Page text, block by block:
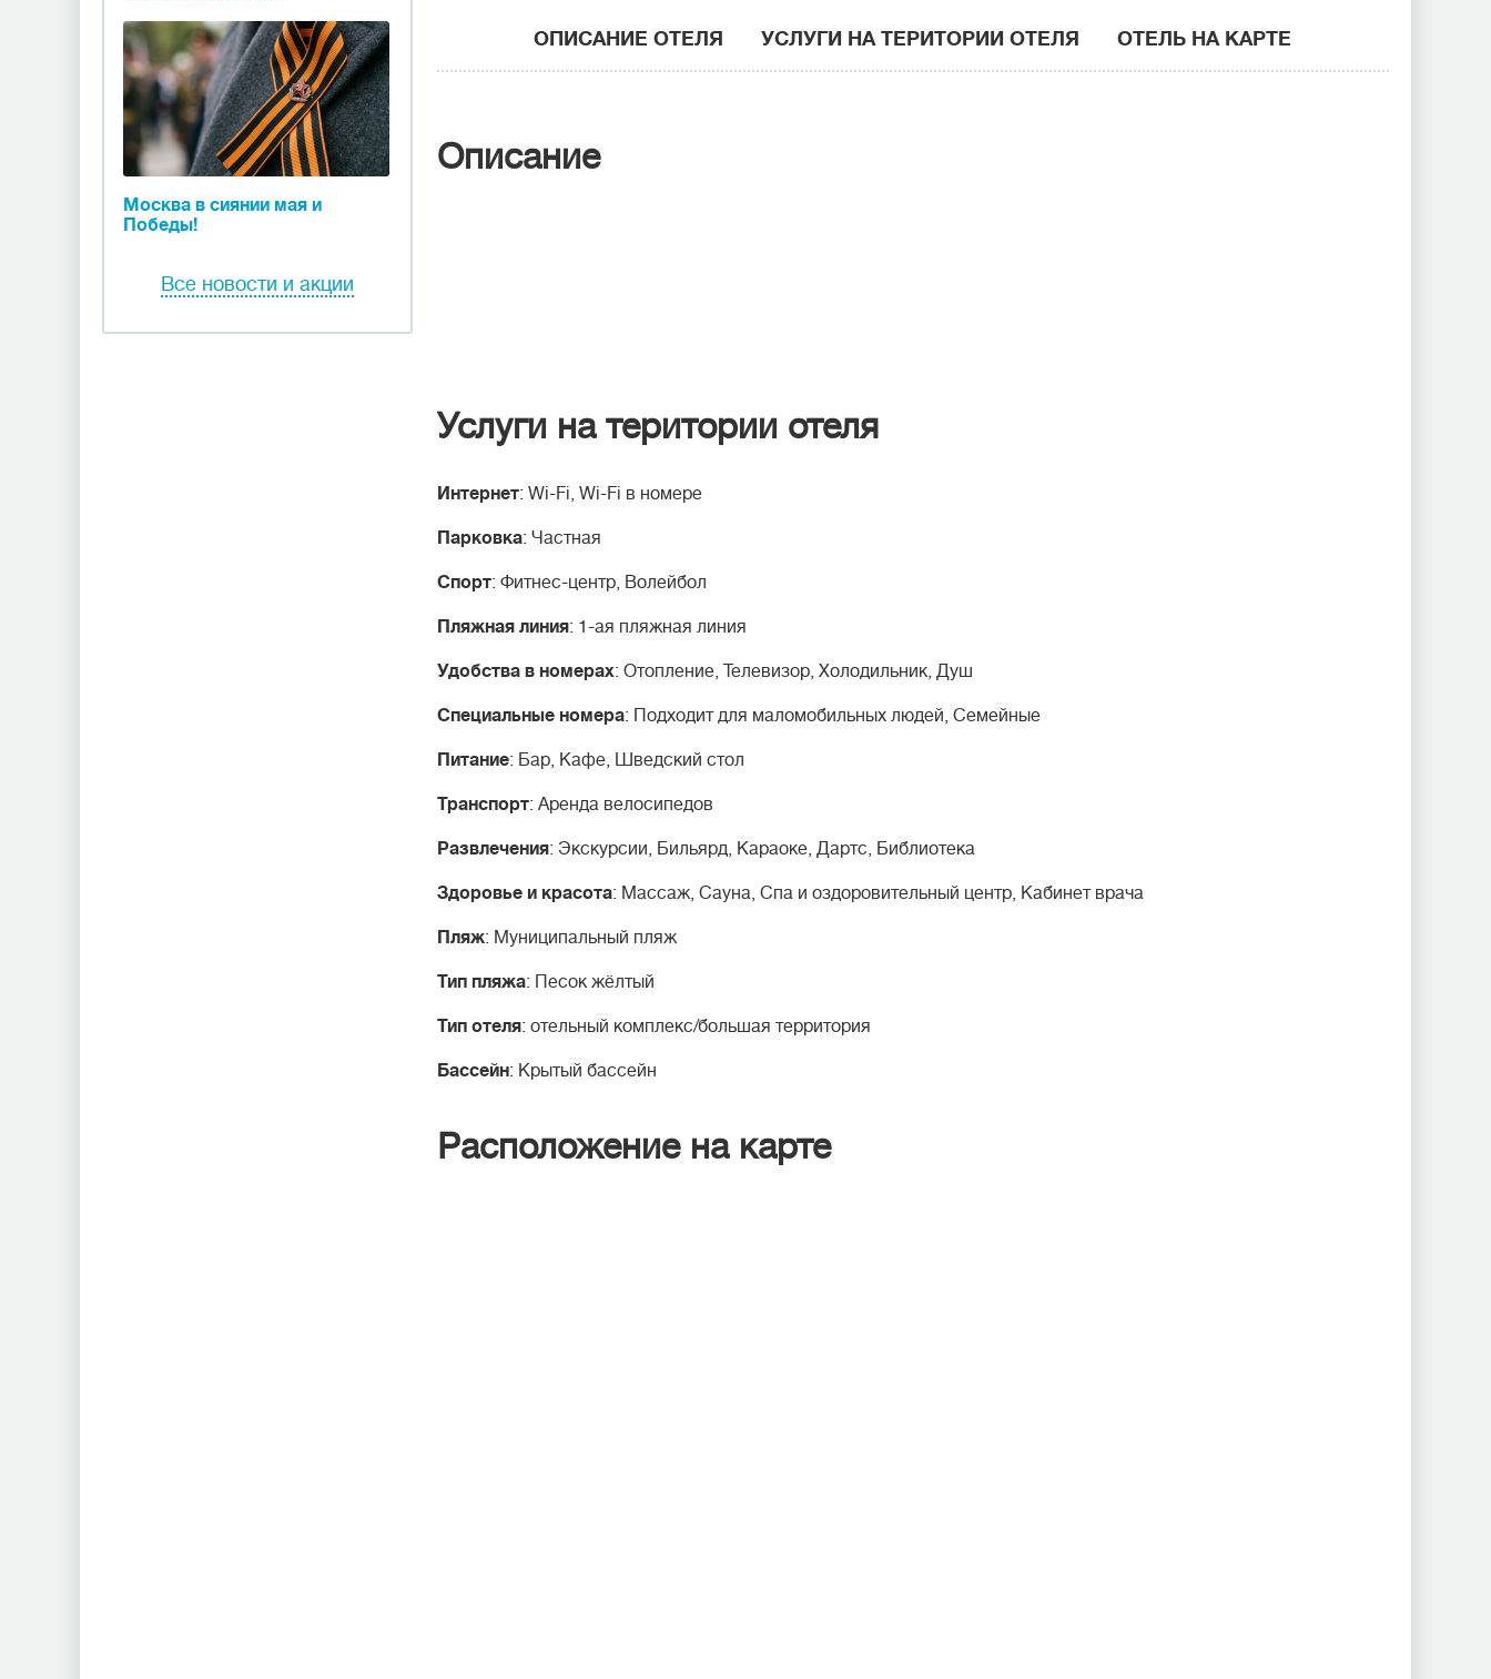
Москва в сиянии мая и
Победы!
Все новости и акции
ОПИСАНИЕ ОТЕЛЯ УСЛУГИ НА ТЕРИТОРИИ ОТЕЛЯ ОТЕЛЬ НА КАРТЕ
Описание
Услуги на територии отеля
Интернет: Wi-Fi, Wi-Fi в номере
Парковка: Частная
Спорт: Фитнес-центр, Волейбол
Пляжная линия: 1-ая пляжная линия
Удобства в номерах: Отопление, Телевизор, Холодильник, Душ
Специальные номера: Подходит для маломобильных людей, Семейные
Питание: Бар, Кафе, Шведский стол
Транспорт: Аренда велосипедов
Развлечения: Экскурсии, Бильярд, Караоке, Дартс, Библиотека
Здоровье и красота: Массаж, Сауна, Спа и оздоровительный центр, Кабинет врача
Пляж: Муниципальный пляж
Тип пляжа: Песок жёлтый
Тип отеля: отельный комплекс/большая территория
Бассейн: Крытый бассейн
Расположение на карте